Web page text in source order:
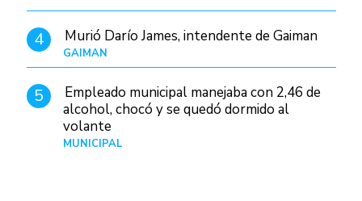
4 Murió Darío James, intendente de Gaiman
GAIMAN
5
Empleado municipal manejaba con 2,46 de
alcohol, chocó y se quedó dormido al
volante
MUNICIPAL